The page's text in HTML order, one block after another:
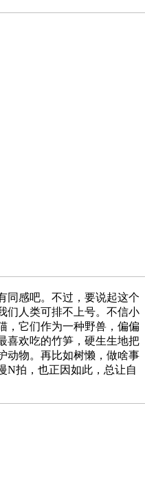
同感吧。不过，要说起这个
们人类可排不上号。不信小
，它们作为一种野兽，偏偏
喜欢吃的竹笋，硬生生地把
动物。再比如树懒，做啥事
N拍，也正因如此，总让自